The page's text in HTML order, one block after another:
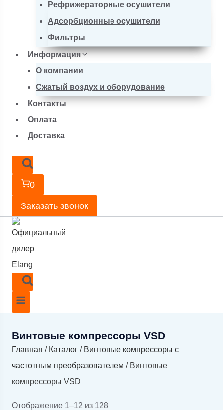
Рефрижераторные осушители
Адсорбционные осушители
Фильтры
Информация
О компании
Сжатый воздух и оборудование
Контакты
Оплата
Доставка
0
Заказать звонок
Винтовые компрессоры VSD
Главная / Каталог / Винтовые компрессоры с
частотным преобразователем / Винтовые
компрессоры VSD
Отображение 1–12 из 128Цены: